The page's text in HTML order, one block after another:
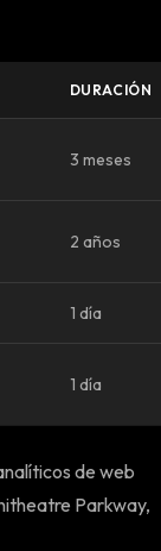
DURACIÓN
3 meses
2 años
1 día
1 día
de web
Parkway,